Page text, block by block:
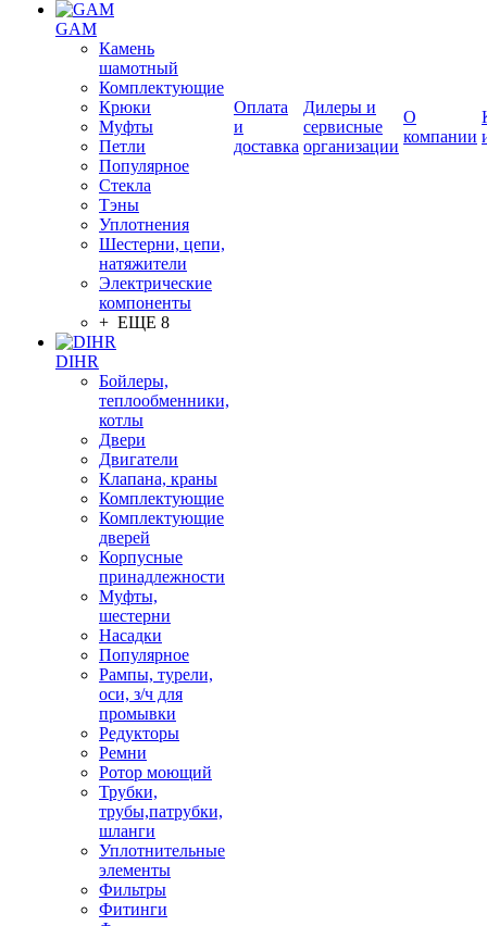
GAM
Камень
шамотный
Комплектующие
Крюки
Муфты
Петли
Популярное
Стекла
Тэны
Уплотнения
Шестерни, цепи,
натяжители
Электрические
компоненты
+ ЕЩЕ 8
DIHR
Бойлеры,
теплообменники,
котлы
Двери
Двигатели
Клапана, краны
Комплектующие
Комплектующие
дверей
Корпусные
принадлежности
Муфты,
шестерни
Насадки
Популярное
Рампы, турели,
оси, з/ч для
промывки
Редукторы
Ремни
Ротор моющий
Трубки,
трубы,патрубки,
шланги
Уплотнительные
элементы
Фильтры
Фитинги
Оплата
и
доставка
Дилеры и
сервисные
организации
О
компании